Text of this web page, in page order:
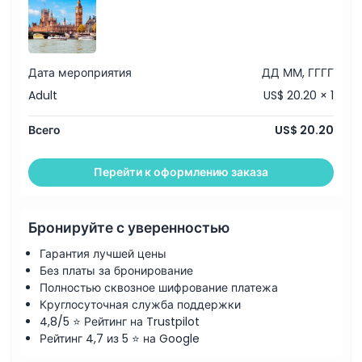
Дата мероприятия
ДД ММ, ГГГГ
Adult
US$ 20.20 × 1
Всего US$ 20.20
Перейти к оформлению заказа
Бронируйте с уверенностью
Гарантия лучшей цены
Без платы за бронирование
Полностью сквозное шифрование платежа
Круглосуточная служба поддержки
4,8/5 ⭐ Рейтинг на Trustpilot
Рейтинг 4,7 из 5 ⭐ на Google